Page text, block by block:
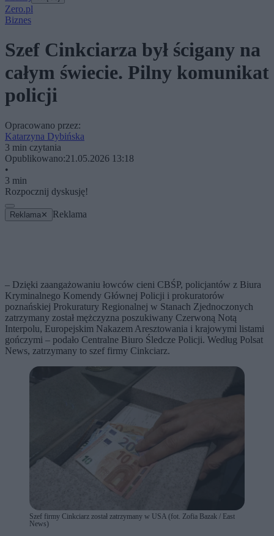
Zero.pl
Biznes
Szef Cinkciarza był ścigany na
całym świecie. Pilny komunikat
policji
Opracowano przez:
Katarzyna Dybińska
3 min czytania
Opublikowano:21.05.2026 13:18
•
3 min
Rozpocznij dyskusję!
Reklama ✕ Reklama
– Dzięki zaangażowaniu łowców cieni CBŚP, policjantów z Biura
Kryminalnego Komendy Głównej Policji i prokuratorów
poznańskiej Prokuratury Regionalnej w Stanach Zjednoczonych
zatrzymany został mężczyzna poszukiwany Czerwoną Notą
Interpolu, Europejskim Nakazem Aresztowania i krajowymi listami
gończymi – podało Centralne Biuro Śledcze Policji. Według Polsat
News, zatrzymany to szef firmy Cinkciarz.
Szef firmy Cinkciarz został zatrzymany w USA (fot. Zofia Bazak / East
News)